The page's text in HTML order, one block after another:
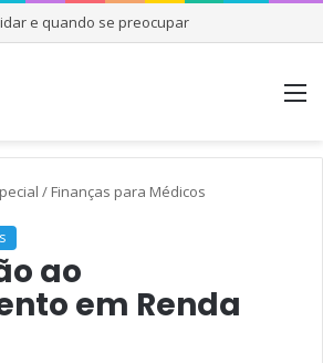
e quando se preocupar
/ Finanças para Médicos
ao
em Renda